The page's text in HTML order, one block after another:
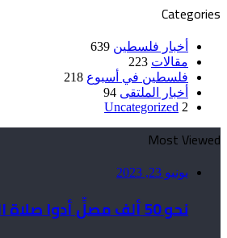
Categories
أخبار فلسطين 639
مقالات 223
فلسطين في أسبوع 218
أخبار الملتقى 94
Uncategorized 2
Most Viewed
يونيو 23, 2023
نحو 50 ألف مصلٍّ أدوا صلاة الجمعة في الأقصى